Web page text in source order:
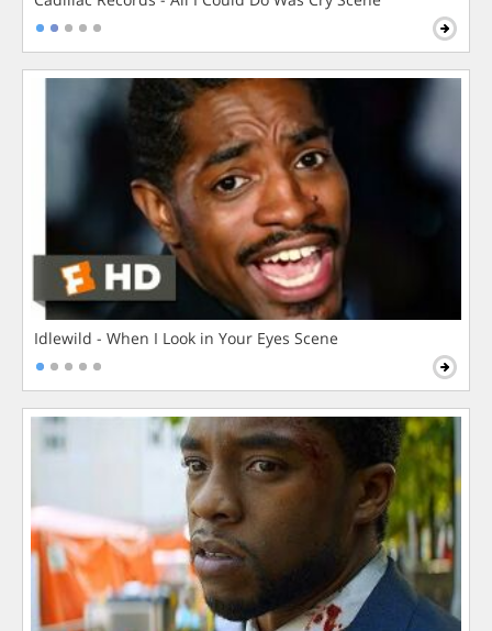
Idlewild - When I Look in Your Eyes Scene